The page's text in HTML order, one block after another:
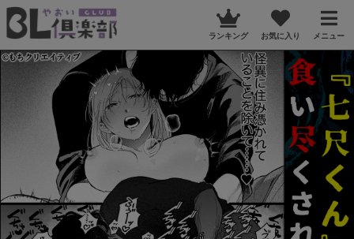
ランキング お気に入り メニュー